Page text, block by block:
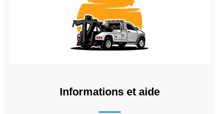
Informations et aide